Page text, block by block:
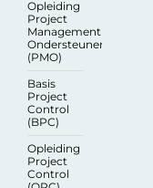
Opleiding
Project
Management
Ondersteuner
(PMO)
Basis
Project
Control
(BPC)
Opleiding
Project
Control